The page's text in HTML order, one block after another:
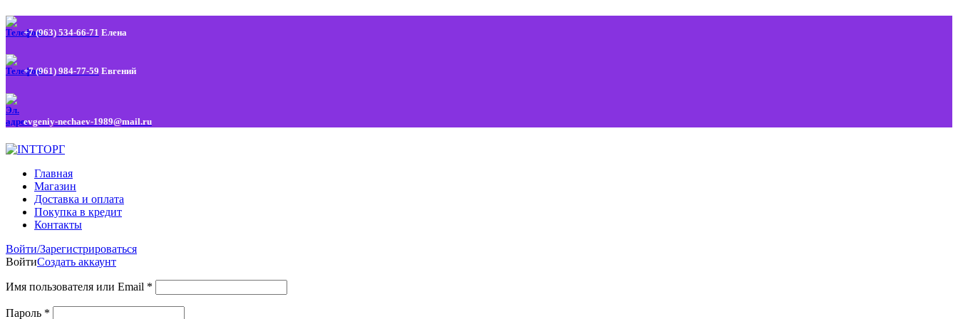
+7 (963) 534-66-71 Елена
+7 (961) 984-77-59 Евгений
evgeniy-nechaev-1989@mail.ru
Главная
Магазин
Доставка и оплата
Покупка в кредит
Контакты
Войти/Зарегистрироваться
ВойтиСоздать аккаунт
Имя пользователя или Email *
Пароль *